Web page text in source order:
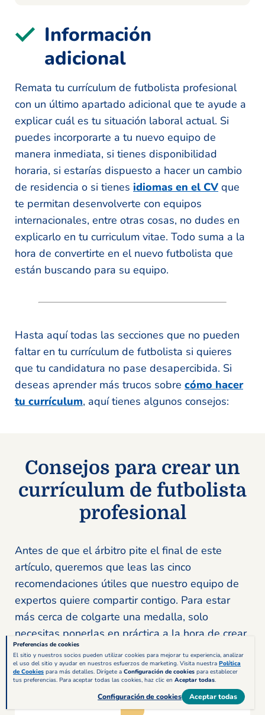
Información
adicional
Remata tu currículum de futbolista profesional
con un último apartado adicional que te ayude a
explicar cuál es tu situación laboral actual. Si
puedes incorporarte a tu nuevo equipo de
manera inmediata, si tienes disponibilidad
horaria, si estarías dispuesto a hacer un cambio
de residencia o si tienes idiomas en el CV que
te permitan desenvolverte con equipos
internacionales, entre otras cosas, no dudes en
explicarlo en tu curriculum vitae. Todo suma a la
hora de convertirte en el nuevo futbolista que
están buscando para su equipo.
Hasta aquí todas las secciones que no pueden
faltar en tu currículum de futbolista si quieres
que tu candidatura no pase desapercibida. Si
deseas aprender más trucos sobre cómo hacer
tu currículum, aquí tienes algunos consejos:
Consejos para crear un
currículum de futbolista
profesional
Antes de que el árbitro pite el final de este
artículo, queremos que leas las cinco
recomendaciones útiles que nuestro equipo de
expertos quiere compartir contigo. Para estar
más cerca de colgarte una medalla, solo
necesitas ponerlas en práctica a la hora de crear
tu CV de futbolista.
Preferencias de cookies
El sitio y nuestros socios pueden utilizar cookies para mejorar tu experiencia, analizar
el uso del sitio y ayudar en nuestros esfuerzos de marketing. Visita nuestra Política
de Cookies para más detalles. Dirígete a Configuración de cookies para establecer
tus preferencias. Para aceptar todas las cookies, haz clic en Aceptar todas.
Configuración de cookies Aceptar todas